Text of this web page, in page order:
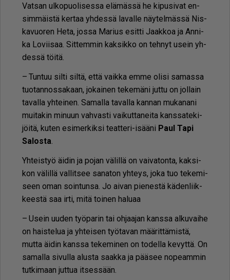
Vat­san ul­ko­puo­li­ses­sa elä­mäs­sä he ki­pu­si­vat en­
sim­mäis­tä ker­taa yh­des­sä la­val­le näy­tel­mäs­sä Nis­
ka­vuo­ren Heta, jos­sa Ma­rius esit­ti Jaak­koa ja An­ni­
ka Lo­vii­saa. Sit­tem­min kak­sik­ko on teh­nyt usein yh­
des­sä töi­tä.
– Tun­tuu sil­ti sil­tä, et­tä vaik­ka em­me oli­si sa­mas­sa
tuo­tan­nos­sa­kaan, jo­kai­nen te­ke­mä­ni jut­tu on jol­lain
ta­val­la yh­tei­nen. Sa­mal­la ta­val­la kan­nan mu­ka­na­ni
mui­ta­kin mi­nuun vah­vas­ti vai­kut­ta­nei­ta kans­sa­te­ki­
jöi­tä, ku­ten esi­mer­kik­si te­at­te­ri-isää­ni Paul Tapi
Sa­los­ta.
Yh­teis­työ äi­din ja po­jan vä­lil­lä on vai­va­ton­ta, kak­si­
kon vä­lil­lä val­lit­see sa­na­ton yh­teys, joka tuo te­ke­mi­
seen oman soin­tun­sa. Jo ai­van pie­nes­tä kä­den­liik­
kees­tä saa ir­ti, mitä toi­nen ha­lu­aa
– Usein uu­den työ­pa­rin tai oh­jaa­jan kans­sa al­ku­vai­he
on hais­te­lua ja yh­tei­sen työ­ta­van mää­rit­tä­mis­tä,
mut­ta äi­din kans­sa te­ke­mi­nen on to­del­la ke­vyt­tä. On
sa­mal­la si­vul­la alus­ta saak­ka ja pää­see no­pe­am­min
tut­ki­maan jut­tua it­ses­sään.